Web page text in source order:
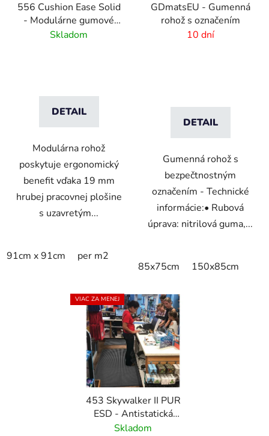
556 Cushion Ease Solid
- Modulárne gumové
dlaždice pre ťažkú
Skladom
DETAIL
Modulárna rohož
poskytuje ergonomický
benefit vďaka 19 mm
hrubej pracovnej plošine
s uzavretým...
91cm x 91cm per m2
GDmatsEU - Gumenná
rohož s označením
10 dní
DETAIL
Gumenná rohož s
bezpečtnostným
označením - Technické
informácie:• Rubová
úprava: nitrilová guma,...
85x75cm 150x85cm
VIAC ZA MENEJ
453 Skywalker II PUR
ESD - Antistatická
polyuretánová rohož s
Skladom